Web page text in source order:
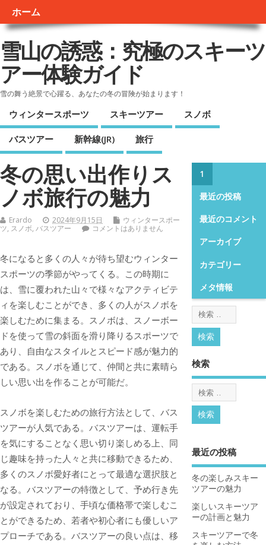
ホーム
雪山の誘惑：究極のスキーツ
アー体験ガイド
雪の舞う絶景で心躍る、あなたの冬の冒険が始まります！
ウィンタースポーツ スキーツアー スノボ
バスツアー 新幹線(JR) 旅行
冬の思い出作りス
ノボ旅行の魅力
Erardo 2024年9月15日
ウィンタースポー
ツ, スノボ, バスツアー コメントはありません
冬になると多くの人々が待ち望むウィンター
スポーツの季節がやってくる。 この時期に
は、雪に覆われた山々で様々なアクティビテ
ィを楽しむことができ、多くの人がスノボを
楽しむために集まる。スノボは、スノーボー
ドを使って雪の斜面を滑り降りるスポーツで
あり、自由なスタイルとスピード感が魅力的
である。スノボを通じて、仲間と共に素晴ら
しい思い出を作ることが可能だ。
スノボを楽しむための旅行方法として、バス
ツアーが人気である。バスツアーは、運転手
を気にすることなく思い切り楽しめる上、同
じ趣味を持った人々と共に移動できるため、
多くのスノボ愛好者にとって最適な選択肢と
なる。バスツアーの特徴として、予め行き先
が設定されており、手頃な価格帯で楽しむこ
とができるため、若者や初心者にも優しいア
プローチである。バスツアーの良い点は、移
1
最近の投稿
最近のコメント
アーカイブ
カテゴリー
メタ情報
検索
最近の投稿
冬の楽しみスキー
ツアーの魅力
楽しいスキーツア
ーの計画と魅力
スキーツアーで冬